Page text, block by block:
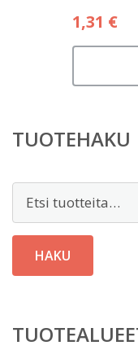
1,31 €
TUOTEHAKU
Etsi:
HAKU